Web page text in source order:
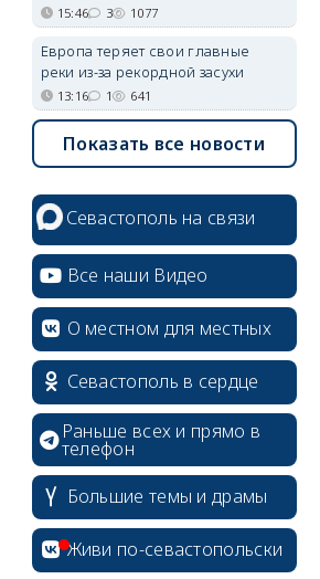
15:46 3 1077
Европа теряет свои главные
реки из-за рекордной засухи
13:16 1 641
Показать все новости
Севастополь на связи
Все наши Видео
О местном для местных
Севастополь в сердце
Раньше всех и прямо в
телефон
Большие темы и драмы
Живи по-севастопольски
erid: 2SDnjcrDNw6